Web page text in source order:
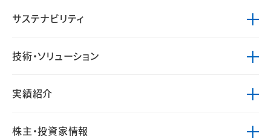
サステナビリティ
技術・ソリューション
実績紹介
株主・投資家情報